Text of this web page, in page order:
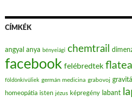
CÍMKÉK
angyal anya bényeiági chemtrail
facebook felébredtek
földönkívüliek germán medicina grabovoj
homeopátia isten jézus képregény labant